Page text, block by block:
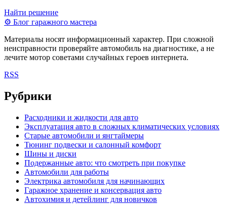
Найти решение
⚙ Блог гаражного мастера
Материалы носят информационный характер. При сложной
неисправности проверяйте автомобиль на диагностике, а не
лечите мотор советами случайных героев интернета.
RSS
Рубрики
Расходники и жидкости для авто
Эксплуатация авто в сложных климатических условиях
Старые автомобили и янгтаймеры
Тюнинг подвески и салонный комфорт
Шины и диски
Подержанные авто: что смотреть при покупке
Автомобили для работы
Электрика автомобиля для начинающих
Гаражное хранение и консервация авто
Автохимия и детейлинг для новичков